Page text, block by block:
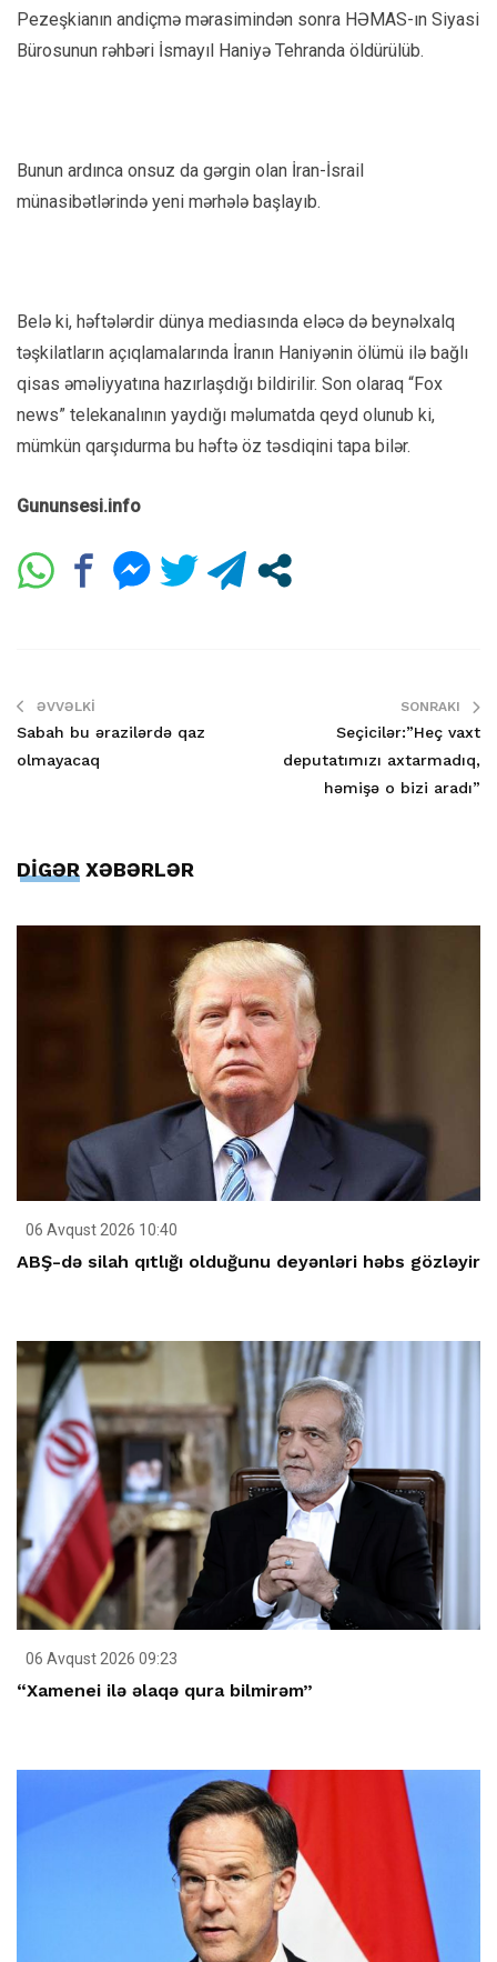
Pezeşkianın andiçmə mərasimindən sonra HƏMAS-ın Siyasi
Bürosunun rəhbəri İsmayıl Haniyə Tehranda öldürülüb.
Bunun ardınca onsuz da gərgin olan İran-İsrail
münasibətlərində yeni mərhələ başlayıb.
Belə ki, həftələrdir dünya mediasında eləcə də beynəlxalq
təşkilatların açıqlamalarında İranın Haniyənin ölümü ilə bağlı
qisas əməliyyatına hazırlaşdığı bildirilir. Son olaraq “Fox
news” telekanalının yaydığı məlumatda qeyd olunub ki,
mümkün qarşıdurma bu həftə öz təsdiqini tapa bilər.
Gununsesi.info
ƏVVƏLKI
Sabah bu ərazilərdə qaz
olmayacaq
SONRAKI
Seçicilər:”Heç vaxt
deputatımızı axtarmadıq,
həmişə o bizi aradı”
DİGƏR XƏBƏRLƏR
06 Avqust 2026 10:40
ABŞ-də silah qıtlığı olduğunu deyənləri həbs gözləyir
06 Avqust 2026 09:23
“Xamenei ilə əlaqə qura bilmirəm”